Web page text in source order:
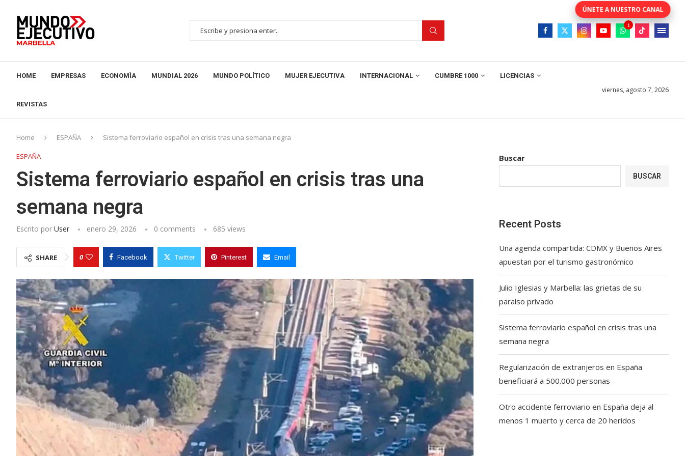
HOME EMPRESAS ECONOMÌA MUNDIAL 2026 MUNDO POLÍTICO MUJER EJECUTIVA INTERNACIONAL CUMBRE 1000 LICENCIAS
REVISTAS
viernes, agosto 7, 2026
Home ESPAÑA Sistema ferroviario español en crisis tras una semana negra
ESPAÑA
Sistema ferroviario español en crisis tras una
semana negra
Escrito por User enero 29, 2026 0 comments 685 views
SHARE 0 Facebook Twitter Pinterest Email
Buscar
BUSCAR
Recent Posts
Una agenda compartida: CDMX y Buenos Aires
apuestan por el turismo gastronómico
Julio Iglesias y Marbella: las grietas de su
paraíso privado
Sistema ferroviario español en crisis tras una
semana negra
Regularización de extranjeros en España
beneficiará a 500.000 personas
Otro accidente ferroviario en España deja al
menos 1 muerto y cerca de 20 heridos